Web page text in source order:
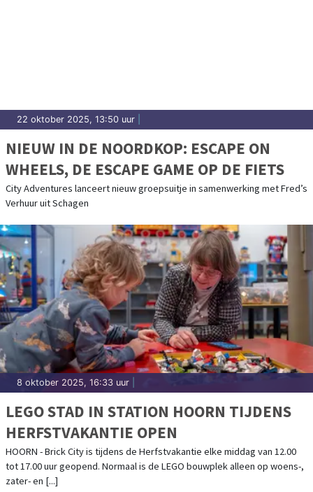
22 oktober 2025, 13:50 uur
NIEUW IN DE NOORDKOP: ESCAPE ON
WHEELS, DE ESCAPE GAME OP DE FIETS
City Adventures lanceert nieuw groepsuitje in samenwerking met Fred’s
Verhuur uit Schagen
8 oktober 2025, 16:33 uur
LEGO STAD IN STATION HOORN TIJDENS
HERFSTVAKANTIE OPEN
HOORN - Brick City is tijdens de Herfstvakantie elke middag van 12.00
tot 17.00 uur geopend. Normaal is de LEGO bouwplek alleen op woens-,
zater- en [...]